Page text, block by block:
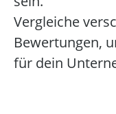
Vergleiche
Bewertungen,
für dein